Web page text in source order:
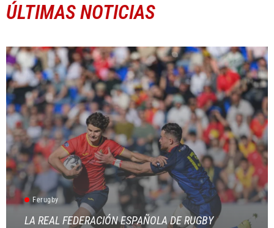
ÚLTIMAS NOTICIAS
Ferugby
LA REAL FEDERACIÓN ESPAÑOLA DE RUGBY